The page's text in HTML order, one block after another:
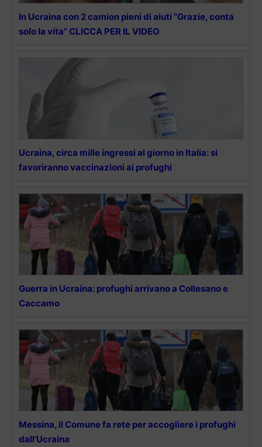
In Ucraina con 2 camion pieni di aiuti “Grazie, conta
solo la vita” CLICCA PER IL VIDEO
Ucraina, circa mille ingressi al giorno in Italia: si
favoriranno vaccinazioni ai profughi
Guerra in Ucraina: profughi arrivano a Collesano e
Caccamo
Messina, il Comune fa rete per accogliere i profughi
dall’Ucraina